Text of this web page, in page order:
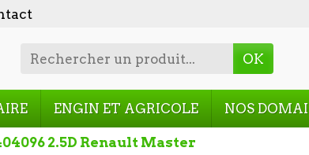
OK
ENGIN ET AGRICOLE NOS
2.5D Renault Master